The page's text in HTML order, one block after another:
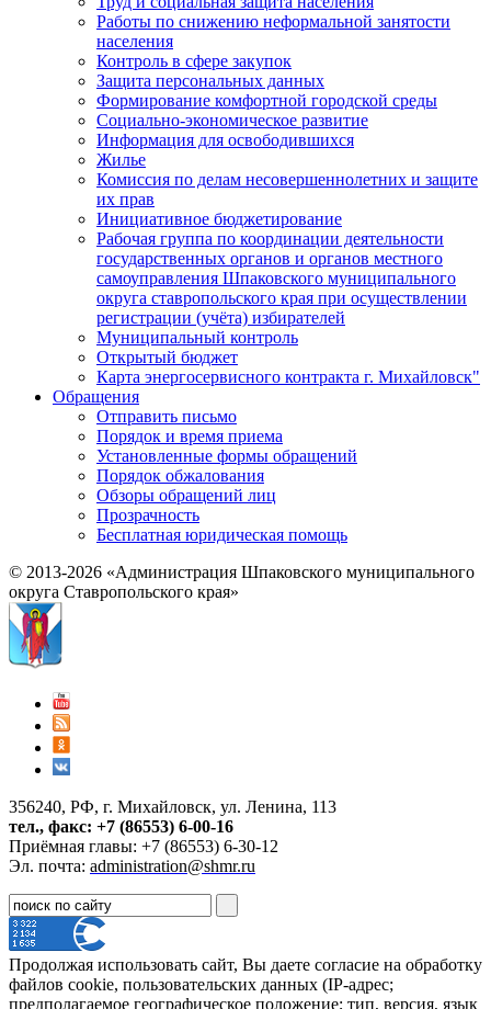
Работы по снижению неформальной занятости
населения
Контроль в сфере закупок
Защита персональных данных
Формирование комфортной городской среды
Социально-экономическое развитие
Информация для освободившихся
Жилье
Комиссия по делам несовершеннолетних и защите
их прав
Инициативное бюджетирование
Рабочая группа по координации деятельности
государственных органов и органов местного
самоуправления Шпаковского муниципального
округа ставропольского края при осуществлении
регистрации (учёта) избирателей
Муниципальный контроль
Открытый бюджет
Карта энергосервисного контракта г. Михайловск"
Обращения
Отправить письмо
Порядок и время приема
Установленные формы обращений
Порядок обжалования
Обзоры обращений лиц
Прозрачность
Бесплатная юридическая помощь
© 2013-2026 «Администрация Шпаковского муниципального
округа Ставропольского края»
356240, РФ, г. Михайловск, ул. Ленина, 113
тел., факс: +7 (86553) 6-00-16
Приёмная главы: +7 (86553) 6-30-12
Эл. почта: administration@shmr.ru
Продолжая использовать сайт, Вы даете согласие на обработку
файлов cookie, пользовательских данных (IP-адрес;
предполагаемое географическое положение; тип, версия, язык